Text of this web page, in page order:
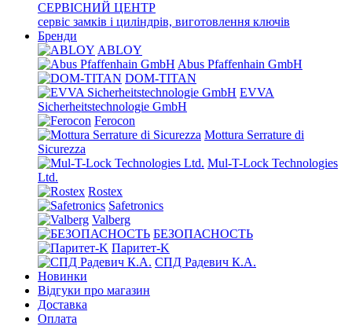
СЕРВІСНИЙ ЦЕНТР
сервіс замків і циліндрів, виготовлення ключів
Бренди
ABLOY
Abus Pfaffenhain GmbH
DOM-TITAN
EVVA
Sicherheitstechnologie GmbH
Ferocon
Mottura Serrature di
Sicurezza
Mul-T-Lock Technologies
Ltd.
Rostex
Safetronics
Valberg
БЕЗОПАСНОСТЬ
Паритет-K
СПД Радевич К.А.
Новинки
Відгуки про магазин
Доставка
Оплата